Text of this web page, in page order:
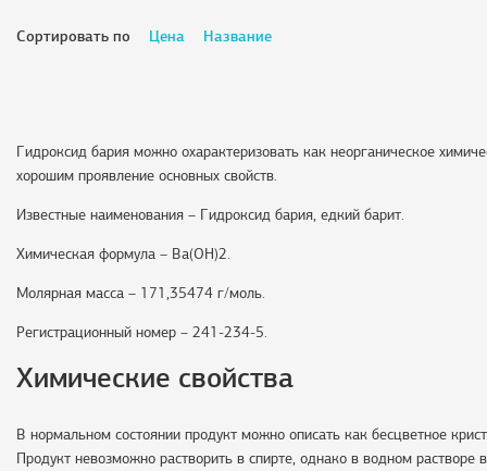
Сортировать по Цена Название
Гидроксид бария можно охарактеризовать как неорганическое
хорошим проявление основных свойств.
Известные наименования – Гидроксид бария, едкий барит.
Химическая формула – Ba(OH)2.
Молярная масса – 171,35474 г/моль.
Регистрационный номер – 241-234-5.
Химические свойства
В нормальном состоянии продукт можно описать как бесцветное
Продукт невозможно растворить в спирте, однако в водном растворе